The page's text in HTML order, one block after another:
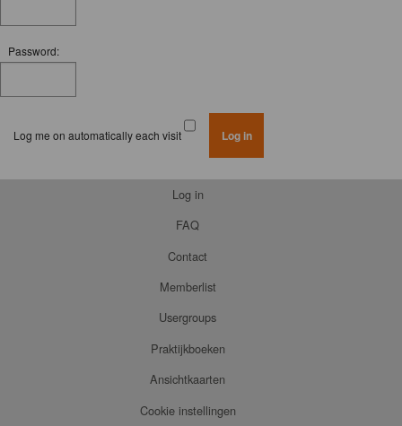
Password:
Log me on automatically each visit
Log in
FAQ
Contact
Memberlist
Usergroups
Praktijkboeken
Ansichtkaarten
Cookie instellingen